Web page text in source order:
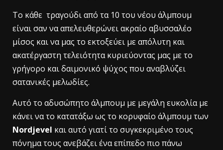
Το κάθε τραγούδι από τα 10 του νέου άλμπουμ
είναι σαν να απελευθερώνει ακραίο αβυσσαλέο
μίσος και να μας το εκτοξεύει με απόλυτη και
ακατέργαστη τελειότητα κυριεύοντας μας με το
γρήγορο και δαιμονικό ψύχος που αναβλύζει
σατανικές μελωδίες.
Αυτό το αδυσώπητο άλμπουμ με μεγάλη ευκολία με
κάνει να το κατατάξω ως το κορυφαίο άλμπουμ των
Nordjevel και αυτό γιατί το συγκεκριμένο τους
πόνημα τους ανεβάζει ένα επίπεδο πιο πάνω